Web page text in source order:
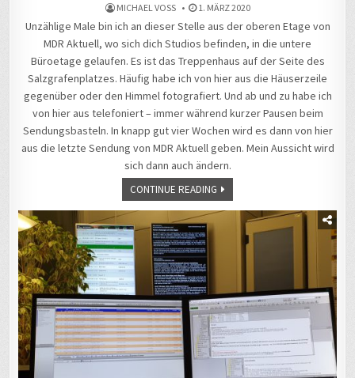
MICHAEL VOSS 1. MÄRZ 2020
Unzählige Male bin ich an dieser Stelle aus der oberen Etage von
MDR Aktuell, wo sich dich Studios befinden, in die untere
Büroetage gelaufen. Es ist das Treppenhaus auf der Seite des
Salzgrafenplatzes. Häufig habe ich von hier aus die Häuserzeile
gegenüber oder den Himmel fotografiert. Und ab und zu habe ich
von hier aus telefoniert – immer während kurzer Pausen beim
Sendungsbasteln. In knapp gut vier Wochen wird es dann von hier
aus die letzte Sendung von MDR Aktuell geben. Mein Aussicht wird
sich dann auch ändern.
CONTINUE READING